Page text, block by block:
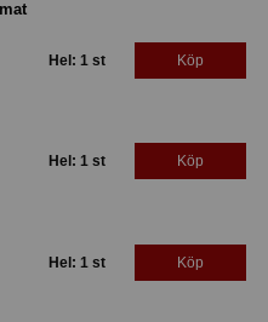
Hel: 1 st Köp
Hel: 1 st Köp
Hel: 1 st Köp